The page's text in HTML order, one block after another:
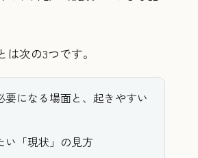
次の3つです。
要になる場面と、起きやすい
い「現状」の見方